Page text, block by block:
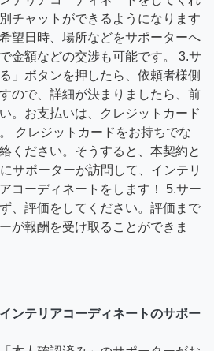
チャットができるようになります
望日時、場所などをサポーターへ
金額などの交渉も可能です。 3.サ
」ボタンを押したら、依頼者様側
ので、詳細が決まりましたら、前
。お支払いは、クレジットカード
クレジットカードをお持ちでな
ください。そうすると、本契約と
サポーターが訪問して、インテリ
コーディネートをします！ 5.サー
、評価をしてください。評価まで
が報酬を受け取ることができま
ンテリアコーディネートのサポー